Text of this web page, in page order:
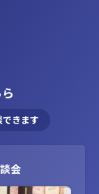
きます
会